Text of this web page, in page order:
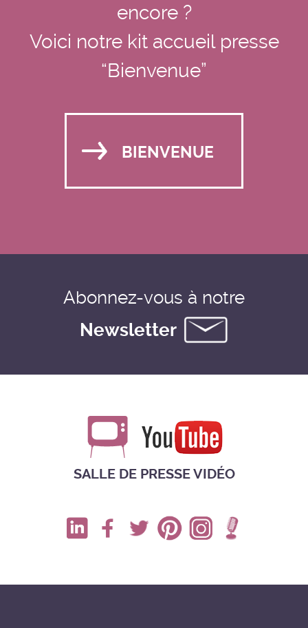
encore ?
Voici notre kit accueil presse
“Bienvenue”
BIENVENUE
Abonnez-vous à notre
Newsletter
SALLE DE PRESSE VIDÉO